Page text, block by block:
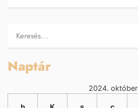
Naptár
2024. október